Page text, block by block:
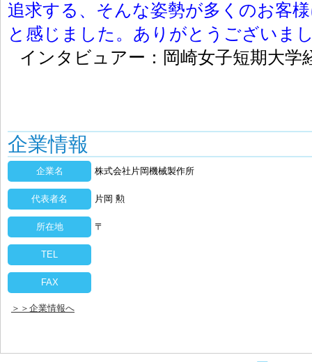
追求する、そんな姿勢が多くのお客
と感じました。ありがとうございま
インタビュアー：岡崎女子短期大
企業情報
企業名 株式会社片岡機械製作所
代表者名 片岡 勲
所在地 〒
TEL
FAX
＞＞企業情報へ